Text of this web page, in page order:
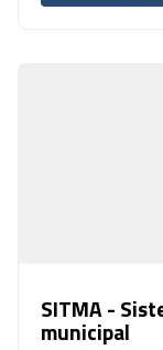
SITMA -
municipal